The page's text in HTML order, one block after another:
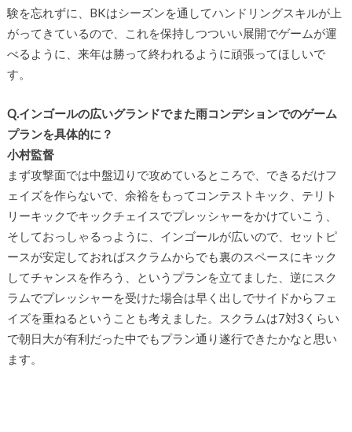
験を忘れずに、BKはシーズンを通してハンドリングスキルが上
がってきているので、これを保持しつついい展開でゲームが運
べるように、来年は勝って終われるように頑張ってほしいで
す。
Q.インゴールの広いグランドでまた雨コンデションでのゲーム
プランを具体的に？
小村監督
まず攻撃面では中盤辺りで攻めているところで、できるだけフ
ェイズを作らないで、余裕をもってコンテストキック、テリト
リーキックでキックチェイスでプレッシャーをかけていこう、
そしておっしゃるっように、インゴールが広いので、セットピ
ースが安定しておればスクラムからでも裏のスペースにキック
してチャンスを作ろう、というプランを立てました、逆にスク
ラムでプレッシャーを受けた場合は早く出しでサイドからフェ
イズを重ねるということも考えました。スクラムは7対3くらい
で朝日大が有利だった中でもプラン通り遂行できたかなと思い
ます。